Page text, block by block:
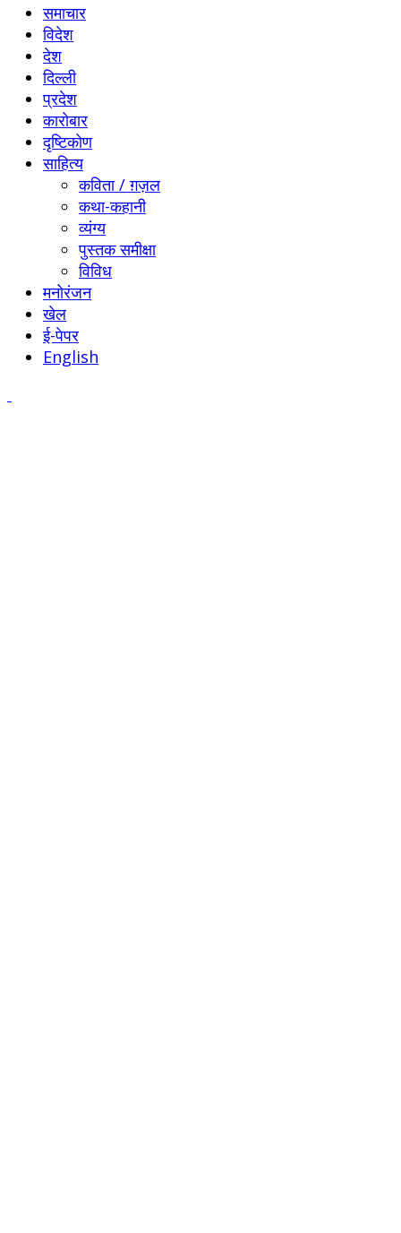
समाचार
विदेश
देश
दिल्ली
प्रदेश
कारोबार
दृष्टिकोण
साहित्य
कविता / ग़ज़ल
कथा-कहानी
व्यंग्य
पुस्तक समीक्षा
विविध
मनोरंजन
खेल
ई-पेपर
English